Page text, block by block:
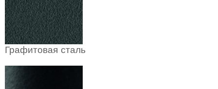
Графитовая сталь